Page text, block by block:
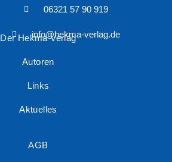
06321 57 90 919
info@hekma-verlag.de
Der Hekma Verlag
Autoren
Links
Aktuelles
AGB